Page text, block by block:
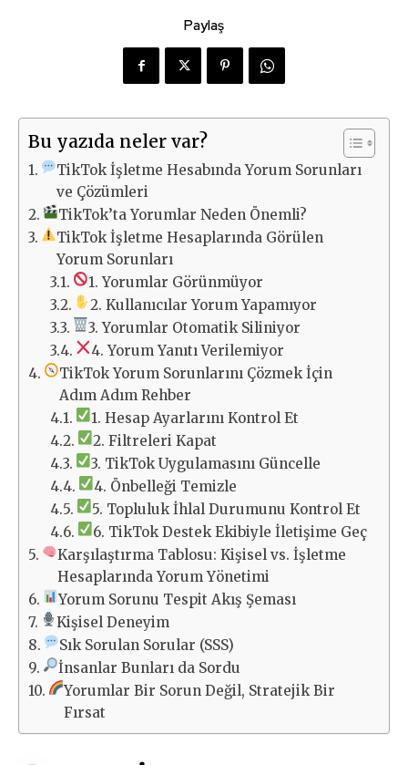
Paylaş
Bu yazıda neler var?
TikTok İşletme Hesabında Yorum Sorunları
ve Çözümleri
TikTok’ta Yorumlar Neden Önemli?
TikTok İşletme Hesaplarında Görülen
Yorum Sorunları
1. Yorumlar Görünmüyor
2. Kullanıcılar Yorum Yapamıyor
3. Yorumlar Otomatik Siliniyor
4. Yorum Yanıtı Verilemiyor
TikTok Yorum Sorunlarını Çözmek İçin
Adım Adım Rehber
1. Hesap Ayarlarını Kontrol Et
2. Filtreleri Kapat
3. TikTok Uygulamasını Güncelle
4. Önbelleği Temizle
5. Topluluk İhlal Durumunu Kontrol Et
6. TikTok Destek Ekibiyle İletişime Geç
Karşılaştırma Tablosu: Kişisel vs. İşletme
Hesaplarında Yorum Yönetimi
Yorum Sorunu Tespit Akış Şeması
Kişisel Deneyim
Sık Sorulan Sorular (SSS)
İnsanlar Bunları da Sordu
Yorumlar Bir Sorun Değil, Stratejik Bir
Fırsat